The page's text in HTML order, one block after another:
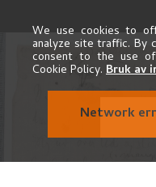
for at staa videre
som model for
dragt)
og andet som dù da
var dine
ellers saa vakre
dette
We use cookies to
analyze site traffic. By
consent to the use
Cookie Policy. Bruk av
Network